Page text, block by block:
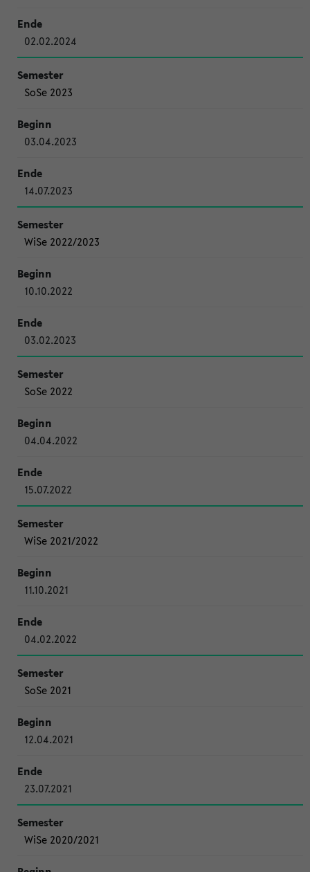
02.02.2024
SoSe 2023
03.04.2023
14.07.2023
WiSe 2022/2023
10.10.2022
03.02.2023
SoSe 2022
04.04.2022
15.07.2022
WiSe 2021/2022
11.10.2021
04.02.2022
SoSe 2021
12.04.2021
23.07.2021
WiSe 2020/2021